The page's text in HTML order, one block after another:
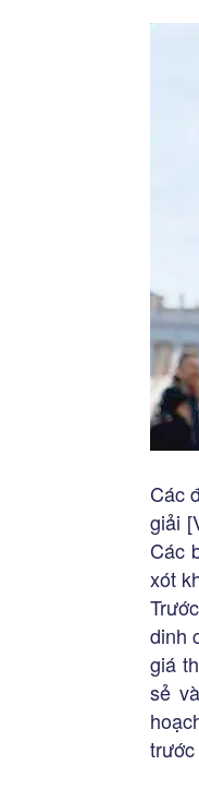
Các
giải
Các
xót
dinh
giá
sẻ